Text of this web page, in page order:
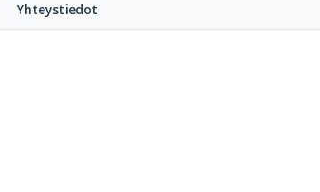
Yhteystiedot